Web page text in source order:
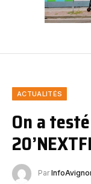
ACTUALITÉS
On a
Par